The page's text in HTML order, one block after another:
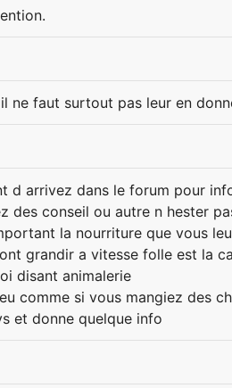
ne faut surtout pas leur en
d arrivez dans le forum pour
des conseil ou autre n hester
la nourriture que vous
grandir a vitesse folle est la
disant animalerie
comme si vous mangiez des
et donne quelque info